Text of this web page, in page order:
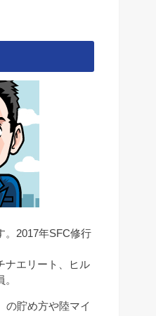
。2017年SFC修行
ナエリート、ヒル
の貯め方や陸マイ